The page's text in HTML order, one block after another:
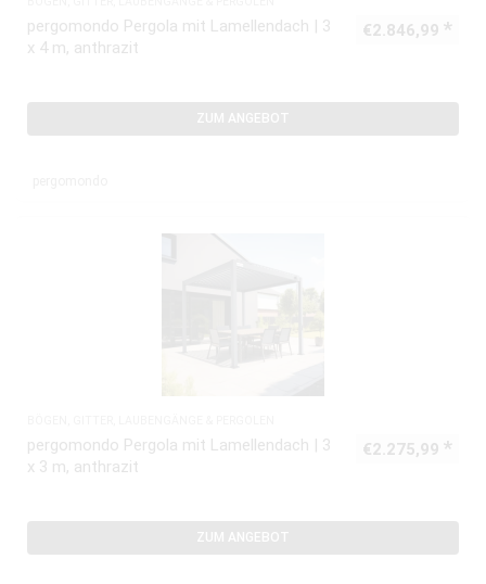
pergomondo Pergola mit Lamellendach | 3
x 4 m, anthrazit
€2.846,99
pergomondo Pergola mit Lamellendach | 3
x 3 m, anthrazit
€2.275,99